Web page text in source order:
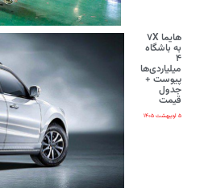
هایما ۷X
به باشگاه
۴
میلیاردی‌ها
پیوست +
جدول
قیمت
۵ اردیبهشت ۱۴۰۵